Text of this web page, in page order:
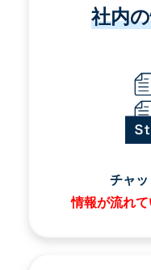
社内
チャ
情報が流れて